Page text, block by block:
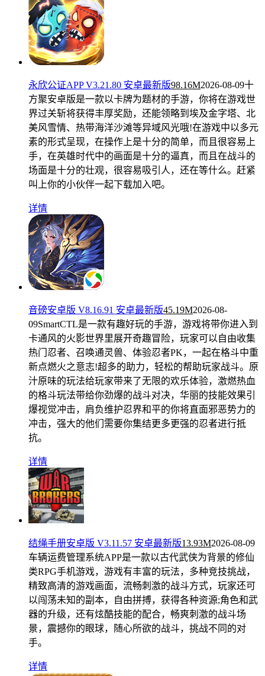
永欣公证APP V3.21.80 安卓最新版98.16M2026-08-09十
方聚安卓版是一款以卡牌为题材的手游，你将在游戏世
界过关斩将获得丰厚奖励，还能领略到埃及金字塔、北
美风雪情、热带海洋沙滩等异域风光哦!在游戏中以多元
素的形式呈现，在操作上是十分的简单，而且很容易上
手，在英雄时代中的画面是十分的逼真，而且在战斗的
场面是十分的壮观，很容易吸引人，还在等什么。赶紧
叫上你的小伙伴一起下载加入吧。
详情
音磅安卓版 V8.16.91 安卓最新版45.19M2026-08-
09SmartCTL是一款有趣好玩的手游，游戏将带你进入到
卡通风的火影世界里展开奇趣冒险，玩家可以自由收集
热门忍者、召唤通灵兽、体验忍者PK，一起在格斗中重
新点燃火之意志!超多的助力，轻松的帮助玩家战斗。原
汁原味的玩法给玩家带来了无限的欢乐体验，激燃热血
的格斗玩法带给你劲爆的战斗对决，华丽的技能效果引
爆视觉冲击，肩负维护忍界和平的你将直面邪恶势力的
冲击，强大的他们需要你集结更多更强的忍者进行抵
抗。
详情
结绳手册安卓版 V3.11.57 安卓最新版13.93M2026-08-09
车辆运费管理系统APP是一款以古代武侠为背景的修仙
类RPG手机游戏，游戏有丰富的玩法，多种竞技挑战，
精致高清的游戏画面，流畅刺激的战斗方式，玩家还可
以闯荡未知的副本，自由拼搏，获得各种资源;角色和武
器的升级，还有炫酷技能的配合，畅爽刺激的战斗场
景，震撼你的眼球，随心所欲的战斗，挑战不同的对
手。
详情